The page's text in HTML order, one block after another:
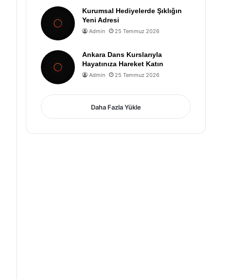
Kurumsal Hediyelerde Şıklığın
Yeni Adresi
Admin 25 Temmuz 2026
Ankara Dans Kurslarıyla
Hayatınıza Hareket Katın
Admin 25 Temmuz 2026
Daha Fazla Yükle